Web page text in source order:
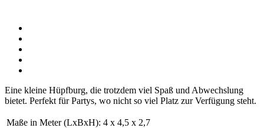
Eine kleine Hüpfburg, die trotzdem viel Spaß und Abwechslung
bietet. Perfekt für Partys, wo nicht so viel Platz zur Verfügung steht.
Maße in Meter (LxBxH): 4 x 4,5 x 2,7